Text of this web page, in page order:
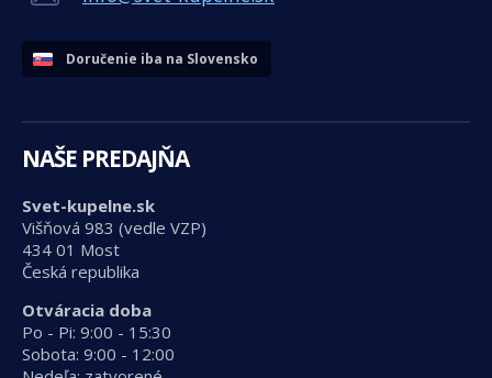
Doručenie iba na Slovensko
NAŠE PREDAJŇA
Svet-kupelne.sk
Višňová 983 (vedle VZP)
434 01 Most
Česká republika
Otváracia doba
Po - Pi: 9:00 - 15:30
Sobota: 9:00 - 12:00